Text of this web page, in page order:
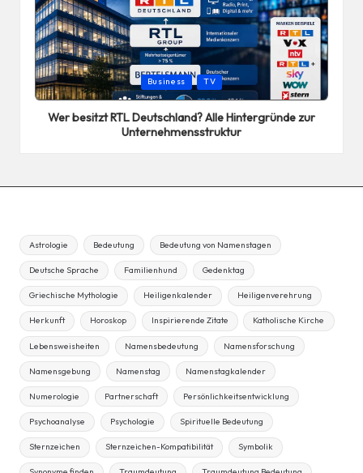
Posted
in
Business TV
Wer besitzt RTL Deutschland? Alle Hintergründe zur
Unternehmensstruktur
Astrologie Bedeutung Bedeutung von Namenstagen
Deutsche Sprache Familienhund Gedenktag
Griechische Mythologie Heiligenkalender Heiligenverehrung
Herkunft Horoskop Inspirierende Zitate Katholische Kirche
Lebensweisheiten Namensbedeutung Namensforschung
Namensgebung Namenstag Namenstagkalender
Numerologie Partnerschaft Persönlichkeitsentwicklung
Psychoanalyse Psychologie Spirituelle Bedeutung
Sternzeichen Sternzeichen-Kompatibilität Symbolik